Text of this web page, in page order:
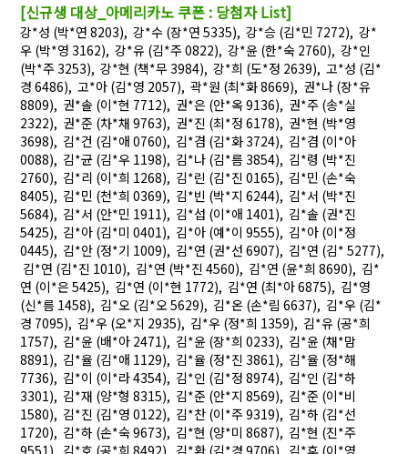
[신규생 대상_아메리카노 쿠폰 : 당첨자 List]
강*성 (박*연 8203), 강*수 (장*연 5335), 강*승 (김*민 7272), 강*
우 (박*영 3162), 강*유 (김*주 0822), 강*윤 (한*숙 2760), 강*인
(박*주 3253), 강*현 (책*무 3984), 강*희 (도*정 2639), 고*성 (김*
경 6486), 고*아 (김*영 2057), 곽*원 (최*화 8669), 권*나 (장*유
8809), 권*솔 (이*현 7712), 권*은 (안*옥 9136), 권*주 (송*실
2322), 권*준 (차*채 9763), 권*진 (최*정 6178), 권*현 (박*영
3698), 김*건 (김*애 0760), 김*겸 (김*화 3724), 김*겸 (이*아
0088), 김*균 (김*우 1198), 김*나 (김*름 3854), 김*령 (박*진
2760), 김*리 (이*희 1268), 김*린 (김*진 0165), 김*민 (손*숙
8405), 김*민 (천*희 0369), 김*빈 (박*지 6244), 김*서 (박*진
5684), 김*서 (안*민 1911), 김*섭 (이*애 1401), 김*솔 (권*진
5425), 김*아 (김*미 0401), 김*아 (예*이 9555), 김*아 (이*정
0445), 김*안 (정*기 1009), 김*연 (권*선 6907), 김*연 (김* 5277),
김*연 (김*진 1010), 김*연 (박*진 4560), 김*연 (윤*희 8690), 김*
연 (이*은 5425), 김*연 (이*현 1772), 김*연 (최*아 6875), 김*영
(신*름 1458), 김*오 (김*오 5629), 김*온 (손*림 6637), 김*우 (김*
경 7095), 김*우 (오*지 2935), 김*우 (정*희 1359), 김*유 (공*희
1757), 김*윤 (배*아 2471), 김*윤 (장*희 0233), 김*윤 (채*맘
8891), 김*율 (김*애 1129), 김*율 (정*진 3861), 김*율 (정*해
7736), 김*이 (이*라 4354), 김*인 (김*정 8974), 김*인 (김*하
3301), 김*재 (양*형 8315), 김*준 (안*지 8569), 김*준 (이*비
1580), 김*진 (김*영 0122), 김*찬 (이*주 9319), 김*하 (김*선
1720), 김*하 (손*숙 9673), 김*현 (양*미 8687), 김*현 (진*주